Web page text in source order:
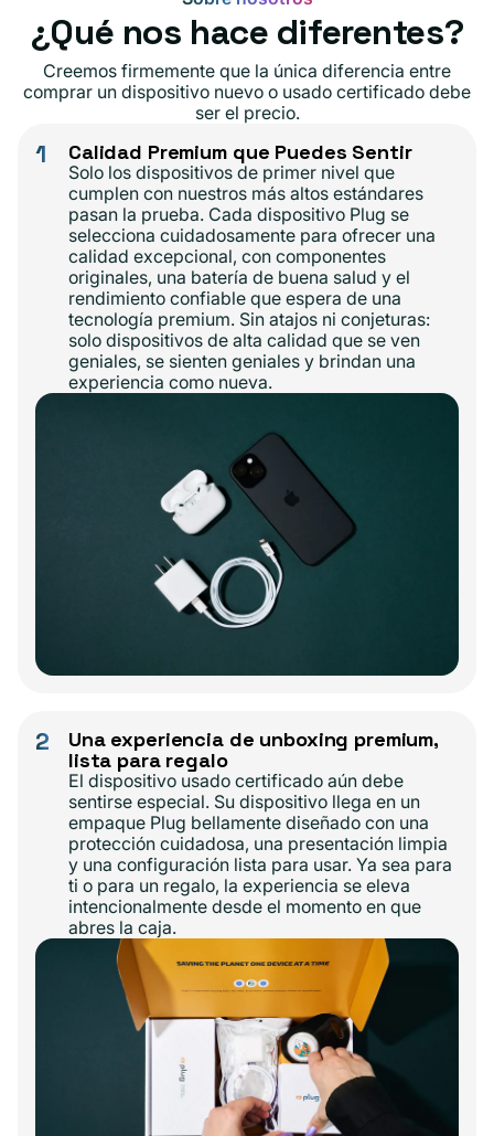
¿Qué nos hace diferentes?
Creemos firmemente que la única diferencia entre
comprar un dispositivo nuevo o usado certificado debe
ser el precio.
1 Calidad Premium que Puedes Sentir
Solo los dispositivos de primer nivel que
cumplen con nuestros más altos estándares
pasan la prueba. Cada dispositivo Plug se
selecciona cuidadosamente para ofrecer una
calidad excepcional, con componentes
originales, una batería de buena salud y el
rendimiento confiable que espera de una
tecnología premium. Sin atajos ni conjeturas:
solo dispositivos de alta calidad que se ven
geniales, se sienten geniales y brindan una
experiencia como nueva.
2
Una experiencia de unboxing premium,
lista para regalo
El dispositivo usado certificado aún debe
sentirse especial. Su dispositivo llega en un
empaque Plug bellamente diseñado con una
protección cuidadosa, una presentación limpia
y una configuración lista para usar. Ya sea para
ti o para un regalo, la experiencia se eleva
intencionalmente desde el momento en que
abres la caja.